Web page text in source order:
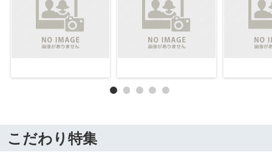
こだわり特集